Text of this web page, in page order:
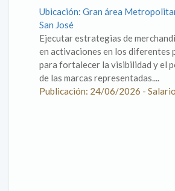
Ubicación: Gran área
San José
Ejecutar estrategias de
en activaciones en los diferentes
para fortalecer la visibilidad y el
de las marcas representadas....
Publicación: 24/06/2026 -